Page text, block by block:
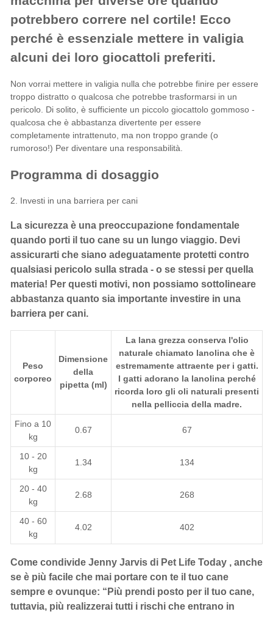
potrebbero correre nel cortile! Ecco
perché è essenziale mettere in valigia
alcuni dei loro giocattoli preferiti.
Non vorrai mettere in valigia nulla che potrebbe finire per essere
troppo distratto o qualcosa che potrebbe trasformarsi in un
pericolo. Di solito, è sufficiente un piccolo giocattolo gommoso -
qualcosa che è abbastanza divertente per essere
completamente intrattenuto, ma non troppo grande (o
rumoroso!) Per diventare una responsabilità.
Programma di dosaggio
2. Investi in una barriera per cani
La sicurezza è una preoccupazione fondamentale
quando porti il tuo cane su un lungo viaggio. Devi
assicurarti che siano adeguatamente protetti contro
qualsiasi pericolo sulla strada - o se stessi per quella
materia! Per questi motivi, non possiamo sottolineare
abbastanza quanto sia importante investire in una
barriera per cani.
Peso
corporeo
Dimensione
della
pipetta (ml)
La lana grezza conserva l'olio
naturale chiamato lanolina che è
estremamente attraente per i gatti.
I gatti adorano la lanolina perché
ricorda loro gli oli naturali presenti
nella pelliccia della madre.
Fino a 10
kg
0.67 67
10 - 20
kg
1.34 134
20 - 40
kg
2.68 268
40 - 60
kg
4.02 402
Come condivide Jenny Jarvis di Pet Life Today , anche
se è più facile che mai portare con te il tuo cane
sempre e ovunque: “Più prendi posto per il tuo cane,
tuttavia, più realizzerai tutti i rischi che entrano in